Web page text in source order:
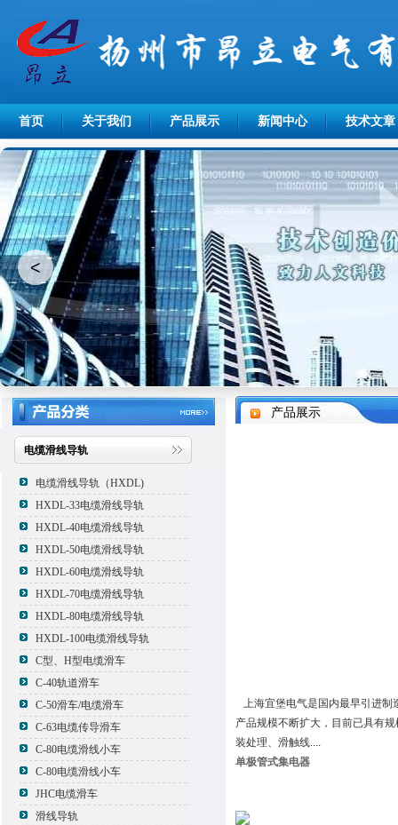
首页 关于我们 产品展示 新闻中心 技术文章
<
电缆滑线导轨
电缆滑线导轨（HXDL)
HXDL-33电缆滑线导轨
HXDL-40电缆滑线导轨
HXDL-50电缆滑线导轨
HXDL-60电缆滑线导轨
HXDL-70电缆滑线导轨
HXDL-80电缆滑线导轨
HXDL-100电缆滑线导轨
C型、H型电缆滑车
C-40轨道滑车
C-50滑车/电缆滑车
C-63电缆传导滑车
C-80电缆滑线小车
C-80电缆滑线小车
JHC电缆滑车
滑线导轨
产品展示
上海宜堡电气是国内最早引进制
产品规模不断扩大，目前已具有
装处理、滑触线....
单极管式集电器